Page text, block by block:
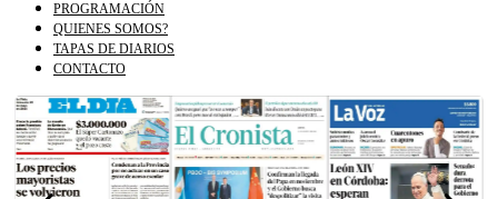
PROGRAMACIÓN
QUIENES SOMOS?
TAPAS DE DIARIOS
CONTACTO